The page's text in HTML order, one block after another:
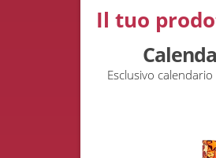
Il tuo
Esclusivo